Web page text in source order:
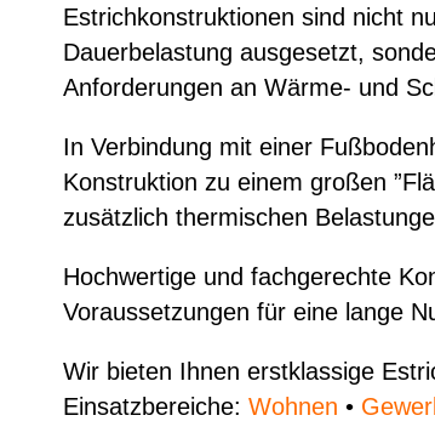
Estrichkonstruktionen sind nicht
Dauerbelastung ausgesetzt,
Anforderungen an Wärme- und
In Verbindung mit einer
Konstruktion zu einem großen
zusätzlich thermischen
Hochwertige und fachgerechte
Voraussetzungen für eine lange
Wir bieten Ihnen erstklassige
Einsatzbereiche: Wohnen •